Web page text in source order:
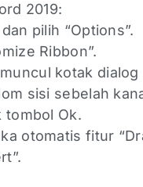
2019:
pilih “Options”.
Ribbon”.
kotak
sisi sebelah
tombol Ok.
otomatis fitur